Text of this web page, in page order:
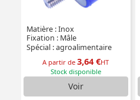
Matière : Inox
Fixation : Mâle
Spécial : agroalimentaire
A partir de3,64 €HT
Stock disponible
Voir